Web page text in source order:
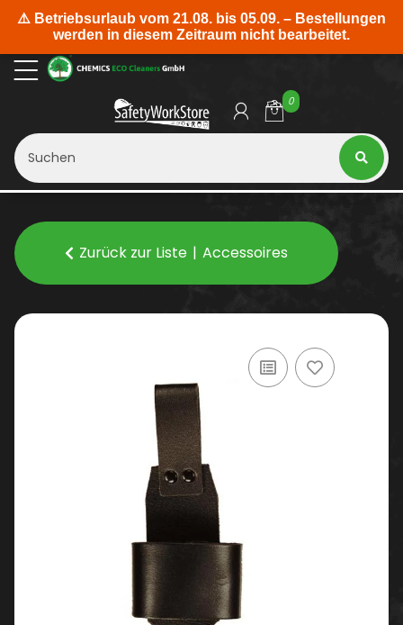
0
Zurück zur Liste Accessoires